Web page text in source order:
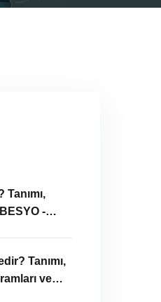
Tanımı,
-
Tanımı,
ve